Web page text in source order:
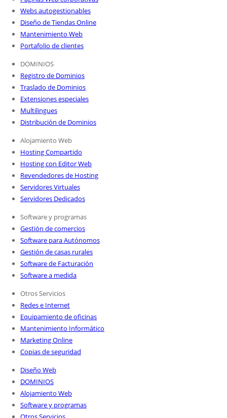
Webs autogestionables
Diseño de Tiendas Online
Mantenimiento Web
Portafolio de clientes
DOMINIOS
Registro de Dominios
Traslado de Dominios
Extensiones especiales
Multilingues
Distribución de Dominios
Alojamiento Web
Hosting Compartido
Hosting con Editor Web
Revendedores de Hosting
Servidores Virtuales
Servidores Dedicados
Software y programas
Gestión de comercios
Software para Autónomos
Gestión de casas rurales
Software de Facturación
Software a medida
Otros Servicios
Redes e Internet
Equipamiento de oficinas
Mantenimiento Informático
Marketing Online
Copias de seguridad
Diseño Web
DOMINIOS
Alojamiento Web
Software y programas